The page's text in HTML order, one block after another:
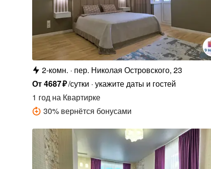
2-комн.
пер. Николая Островского, 23
От4687₽/сутки укажите даты и гостей
1 годна Квартирке
30% вернётся бонусами